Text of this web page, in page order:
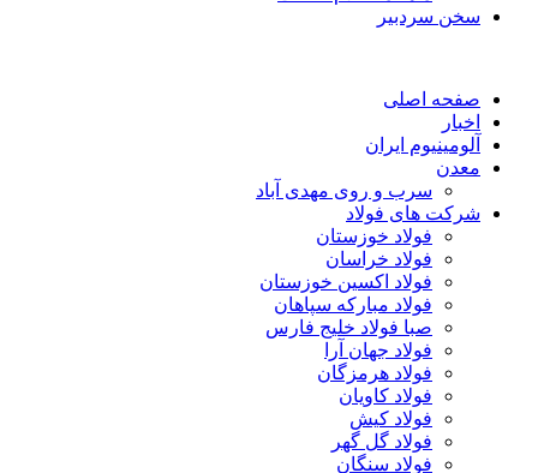
سخن سردبیر
صفحه اصلی
اخبار
آلومینیوم ایران
معدن
سرب و روی مهدی آباد
شرکت های فولاد
فولاد خوزستان
فولاد خراسان
فولاد اکسین خوزستان
فولاد مبارکه سپاهان
صبا فولاد خلیج فارس
فولاد جهان آرا
فولاد هرمزگان
فولاد کاویان
فولاد کیش
فولاد گل گهر
فولاد سنگان